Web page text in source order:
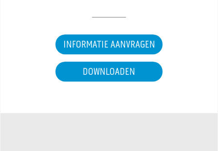
INFORMATIE AANVRAGEN
DOWNLOADEN